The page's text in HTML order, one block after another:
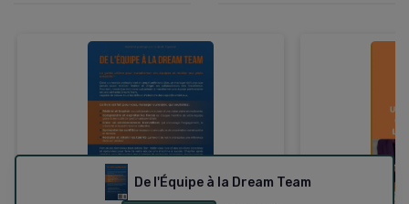
De l'Équipe à la Dream Team